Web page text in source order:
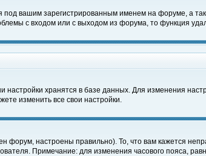
вашим зарегистрированным именем на форуме, а
с входом или с выходом из форума, то функция
настройки хранятся в базе данных. Для изменения
изменить все свои настройки.
форум, настроены правильно). То, что вам кажется
Примечание: для изменения часового пояса,